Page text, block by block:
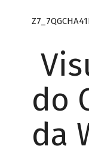
do
da